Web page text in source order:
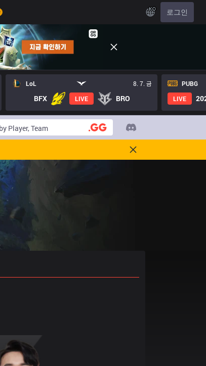
KO 로그인
LoL 8. 7. 금
BFX LIVE BRO
PUBG
LIVE